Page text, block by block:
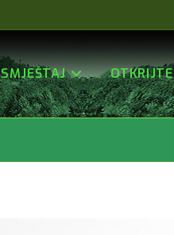
SMJEŠTAJ OTKRIJTE